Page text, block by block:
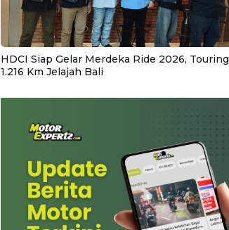
HDCI Siap Gelar Merdeka Ride 2026, Touring
1.216 Km Jelajah Bali